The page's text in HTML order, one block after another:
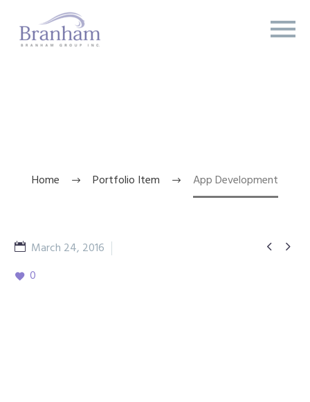
Home Portfolio Item App Development
 
March 24, 2016
0